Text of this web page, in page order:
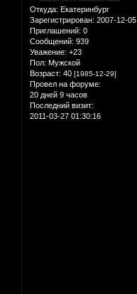
Откуда: Екатеринбург
Зарегистрирован: 2007-12-05
Приглашений: 0
Сообщений: 939
Уважение: +23
Пол: Мужской
Возраст: 40 [1985-12-29]
Провел на форуме:
20 дней 9 часов
Последний визит:
2011-03-27 01:30:16